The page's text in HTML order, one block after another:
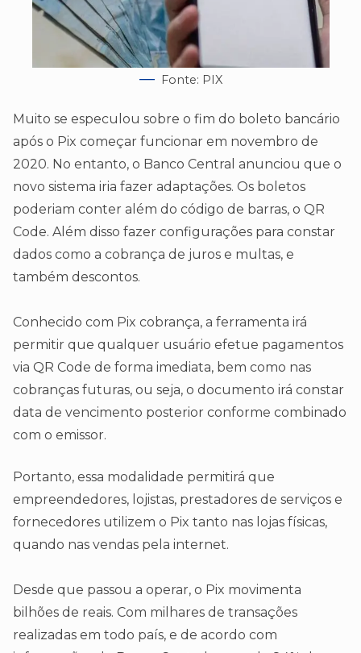
Fonte: PIX
Muito se especulou sobre o fim do boleto bancário
após o Pix começar funcionar em novembro de
2020. No entanto, o Banco Central anunciou que o
novo sistema iria fazer adaptações. Os boletos
poderiam conter além do código de barras, o QR
Code. Além disso fazer configurações para constar
dados como a cobrança de juros e multas, e
também descontos.
Conhecido com Pix cobrança, a ferramenta irá
permitir que qualquer usuário efetue pagamentos
via QR Code de forma imediata, bem como nas
cobranças futuras, ou seja, o documento irá constar
data de vencimento posterior conforme combinado
com o emissor.
Portanto, essa modalidade permitirá que
empreendedores, lojistas, prestadores de serviços e
fornecedores utilizem o Pix tanto nas lojas físicas,
quando nas vendas pela internet.
Desde que passou a operar, o Pix movimenta
bilhões de reais. Com milhares de transações
realizadas em todo país, e de acordo com